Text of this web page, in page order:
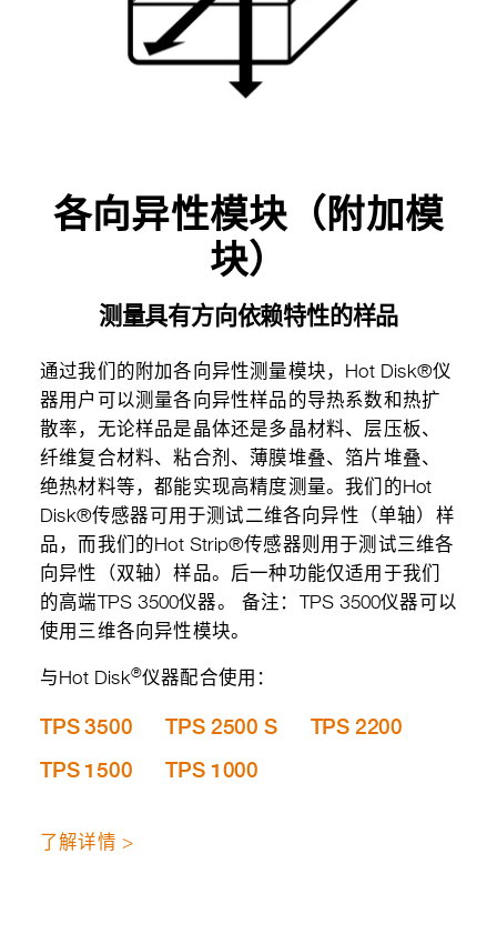
各向异性模块（附加模
块）
测量具有方向依赖特性的样品
通过我们的附加各向异性测量模块，Hot Disk®仪
器用户可以测量各向异性样品的导热系数和热扩
散率，无论样品是晶体还是多晶材料、层压板、
纤维复合材料、粘合剂、薄膜堆叠、箔片堆叠、
绝热材料等，都能实现高精度测量。我们的Hot
Disk®传感器可用于测试二维各向异性（单轴）样
品，而我们的Hot Strip®传感器则用于测试三维各
向异性（双轴）样品。后一种功能仅适用于我们
的高端TPS 3500仪器。 备注：TPS 3500仪器可以
使用三维各向异性模块。
与Hot Disk®仪器配合使用：
TPS 3500 TPS 2500 S
TPS 2200
TPS 1500
TPS 1000
了解详情 >